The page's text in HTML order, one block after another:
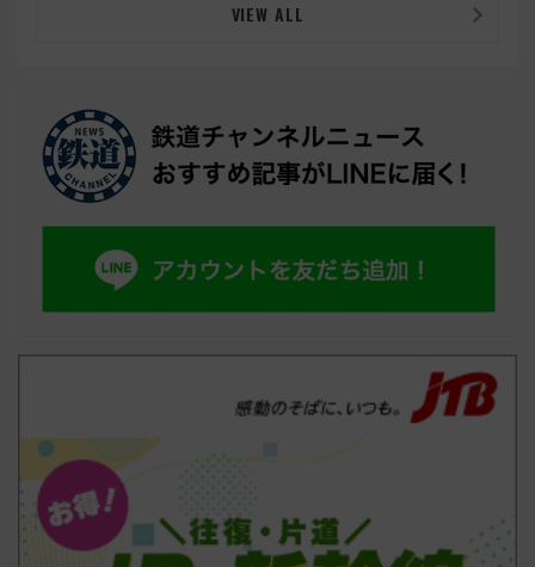
VIEW ALL